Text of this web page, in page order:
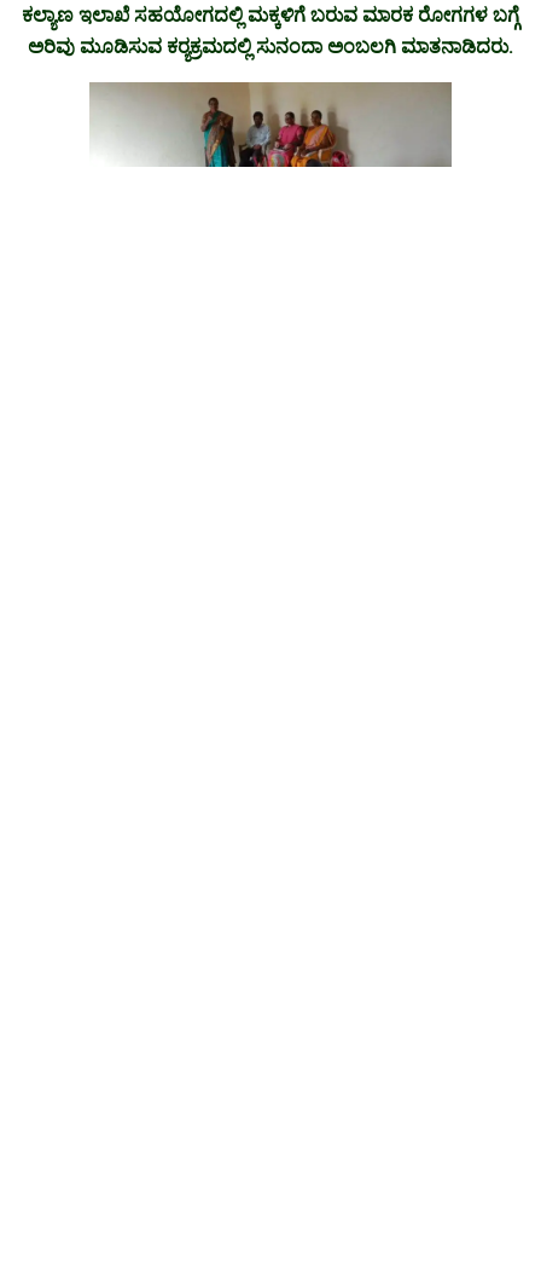
ಕಲ್ಯಾಣ ಇಲಾಖೆ ಸಹಯೋಗದಲ್ಲಿ ಮಕ್ಕಳಿಗೆ ಬರುವ ಮಾರಕ ರೋಗಗಳ ಬಗ್ಗೆ
ಅರಿವು ಮೂಡಿಸುವ ಕರ‍್ಯಕ್ರಮದಲ್ಲಿ ಸುನಂದಾ ಅಂಬಲಗಿ ಮಾತನಾಡಿದರು.